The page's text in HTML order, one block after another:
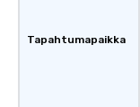
Tapahtumapaikka